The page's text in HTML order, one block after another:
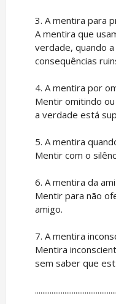
3. A mentira para
A mentira que
verdade, quando
consequências
4. A mentira por
Mentir omitindo
a verdade está
5. A mentira
Mentir com o
6. A mentira da
Mentir para não
amigo.
7. A mentira
Mentira
sem saber que